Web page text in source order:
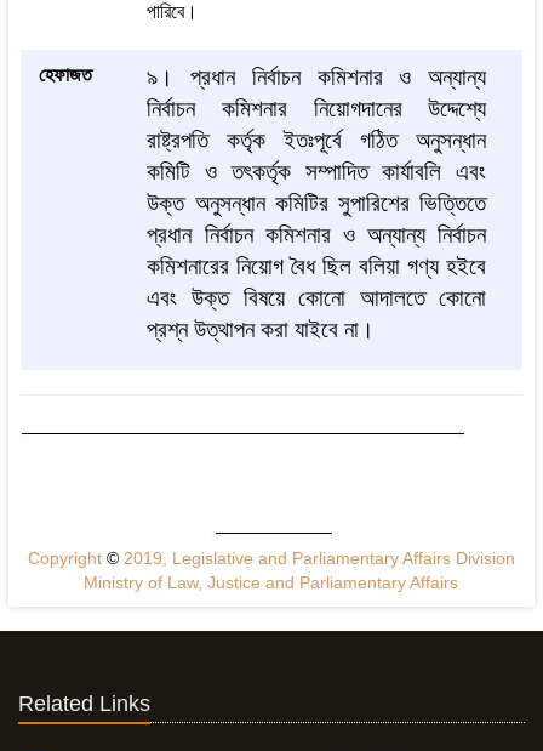
পারিবে।
হেফাজত
৯। প্রধান নির্বাচন কমিশনার ও অন্যান্য
নির্বাচন কমিশনার নিয়োগদানের উদ্দেশ্যে
রাষ্ট্রপতি কর্তৃক ইতঃপূর্বে গঠিত অনুসন্ধান
কমিটি ও তৎকর্তৃক সম্পাদিত কার্যাবলি এবং
উক্ত অনুসন্ধান কমিটির সুপারিশের ভিত্তিতে
প্রধান নির্বাচন কমিশনার ও অন্যান্য নির্বাচন
কমিশনারের নিয়োগ বৈধ ছিল বলিয়া গণ্য হইবে
এবং উক্ত বিষয়ে কোনো আদালতে কোনো
প্রশ্ন উত্থাপন করা যাইবে না।
Copyright ©2019, Legislative and Parliamentary Affairs Division
Ministry of Law, Justice and Parliamentary Affairs
Related Links